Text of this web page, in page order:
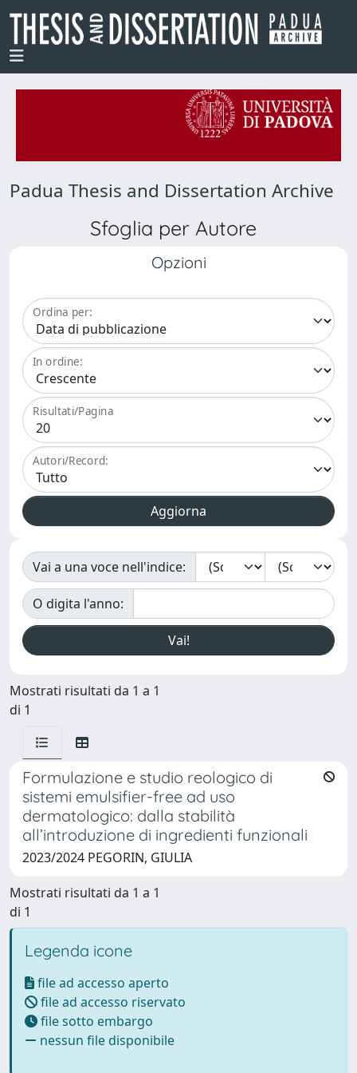
Padua Thesis and Dissertation Archive
Sfoglia per Autore
Opzioni
Ordina per:
In ordine:
Risultati/Pagina
Autori/Record:
Vai a una voce nell'indice:
O digita l'anno:
Mostrati risultati da 1 a 1
di 1
Formulazione e studio reologico di
sistemi emulsifier-free ad uso
dermatologico: dalla stabilità
all’introduzione di ingredienti funzionali
2023/2024 PEGORIN, GIULIA
Mostrati risultati da 1 a 1
di 1
Legenda icone
file ad accesso aperto
file ad accesso riservato
file sotto embargo
nessun file disponibile